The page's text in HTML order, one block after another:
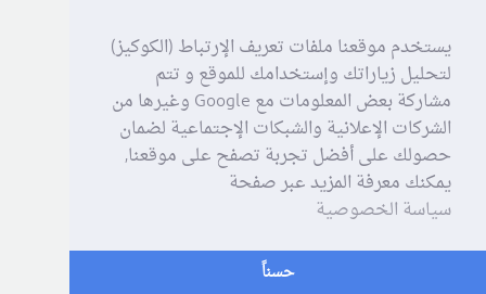
يستخدم موقعنا ملفات تعريف الإرتباط (الكوكيز)
لتحليل زياراتك وإستخدامك للموقع و تتم
مشاركة بعض المعلومات مع Google وغيرها من
الشركات الإعلانية والشبكات الإجتماعية لضمان
حصولك على أفضل تجربة تصفح على موقعنا,
يمكنك معرفة المزيد عبر صفحة
سياسة الخصوصية
حسناً